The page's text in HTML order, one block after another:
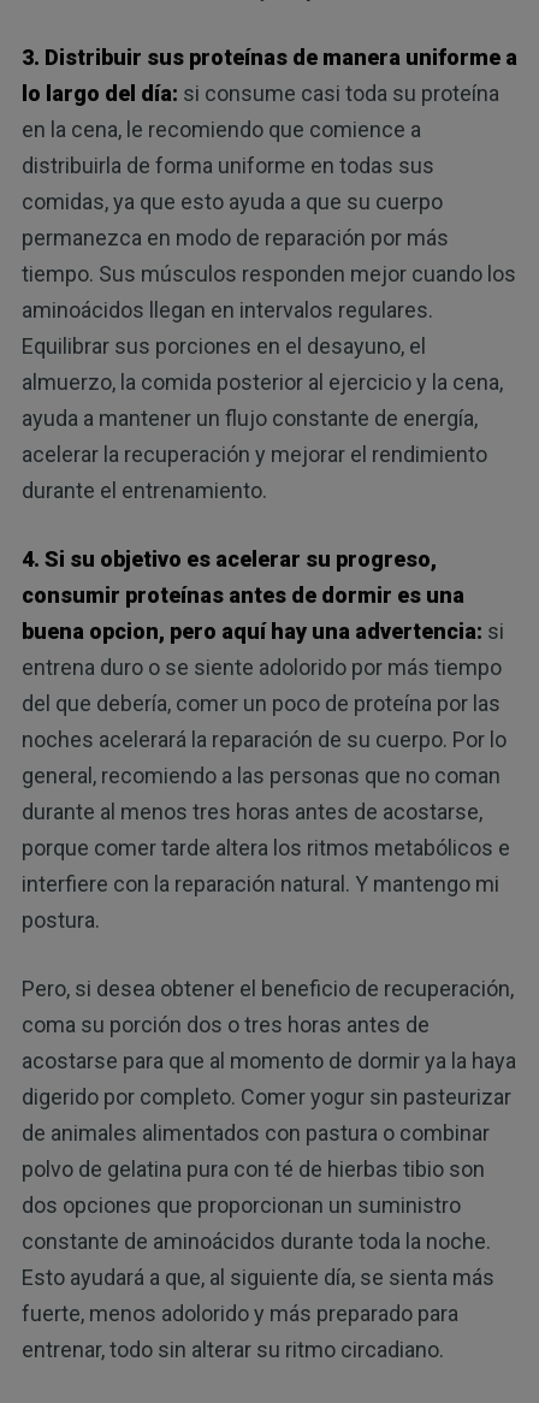
3. Distribuir sus proteínas de manera uniforme a
lo largo del día: si consume casi toda su proteína
en la cena, le recomiendo que comience a
distribuirla de forma uniforme en todas sus
comidas, ya que esto ayuda a que su cuerpo
permanezca en modo de reparación por más
tiempo. Sus músculos responden mejor cuando los
aminoácidos llegan en intervalos regulares.
Equilibrar sus porciones en el desayuno, el
almuerzo, la comida posterior al ejercicio y la cena,
ayuda a mantener un flujo constante de energía,
acelerar la recuperación y mejorar el rendimiento
durante el entrenamiento.
4. Si su objetivo es acelerar su progreso,
consumir proteínas antes de dormir es una
buena opcion, pero aquí hay una advertencia: si
entrena duro o se siente adolorido por más tiempo
del que debería, comer un poco de proteína por las
noches acelerará la reparación de su cuerpo. Por lo
general, recomiendo a las personas que no coman
durante al menos tres horas antes de acostarse,
porque comer tarde altera los ritmos metabólicos e
interfiere con la reparación natural. Y mantengo mi
postura.
Pero, si desea obtener el beneficio de recuperación,
coma su porción dos o tres horas antes de
acostarse para que al momento de dormir ya la haya
digerido por completo. Comer yogur sin pasteurizar
de animales alimentados con pastura o combinar
polvo de gelatina pura con té de hierbas tibio son
dos opciones que proporcionan un suministro
constante de aminoácidos durante toda la noche.
Esto ayudará a que, al siguiente día, se sienta más
fuerte, menos adolorido y más preparado para
entrenar, todo sin alterar su ritmo circadiano.